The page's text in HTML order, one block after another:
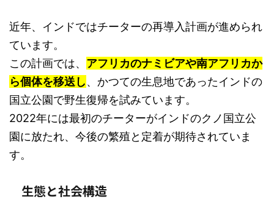
近年、インドではチーターの再導入計画が進められ
ています。
この計画では、 アフリカのナミビアや南アフリカか
ら個体を移送し、かつての生息地であったインドの
国立公園で野生復帰を試みています。
2022年には最初のチーターがインドのクノ国立公
園に放たれ、今後の繁殖と定着が期待されていま
す。
生態と社会構造